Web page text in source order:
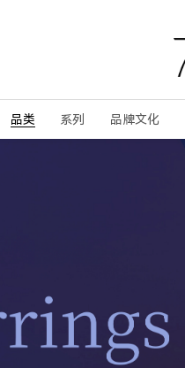
品类 系列 品牌文化